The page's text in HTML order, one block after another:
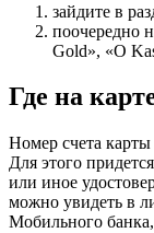
зайдите в
поочередно
Gold», «О
Где на
Номер счета
Для этого
или иное
можно увидеть в
Мобильного